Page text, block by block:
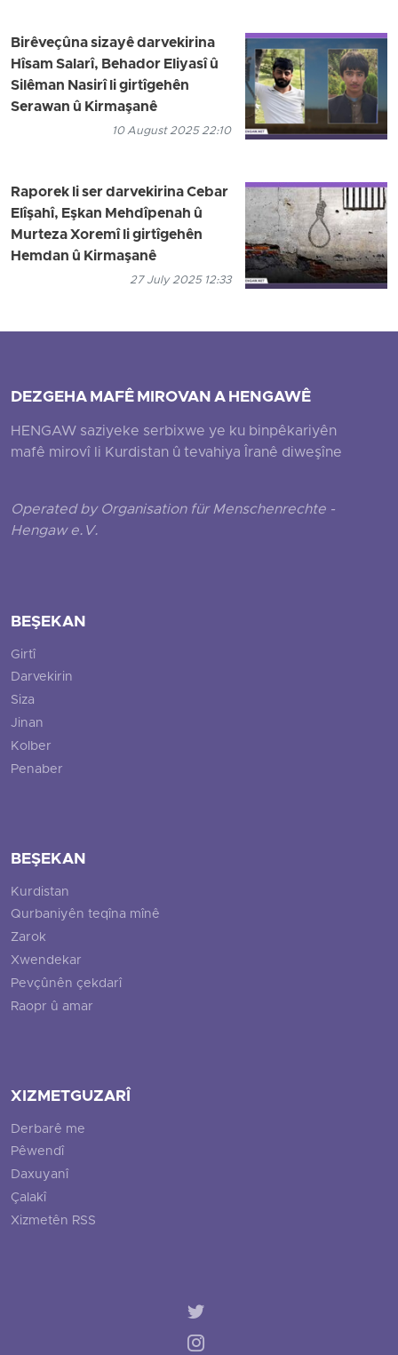
Birêveçûna sizayê darvekirina
Hîsam Salarî, Behador Eliyasî û
Silêman Nasirî li girtîgehên
Serawan û Kirmaşanê
10 August 2025 22:10
Raporek li ser darvekirina Cebar
Elîşahî, Eşkan Mehdîpenah û
Murteza Xoremî li girtîgehên
Hemdan û Kirmaşanê
27 July 2025 12:33
DEZGEHA MAFÊ MIROVAN A HENGAWÊ
HENGAW saziyeke serbixwe ye ku binpêkariyên
mafê mirovî li Kurdistan û tevahiya Îranê diweşîne
Operated by Organisation für Menschenrechte -
Hengaw e.V.
BEŞEKAN
Girtî
Darvekirin
Siza
Jinan
Kolber
Penaber
BEŞEKAN
Kurdistan
Qurbaniyên teqîna mînê
Zarok
Xwendekar
Pevçûnên çekdarî
Raopr û amar
XIZMETGUZARÎ
Derbarê me
Pêwendî
Daxuyanî
Çalakî
Xizmetên RSS